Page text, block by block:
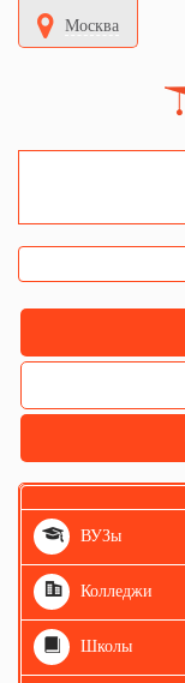
Москва
ВУЗы
Колледжи
Школы